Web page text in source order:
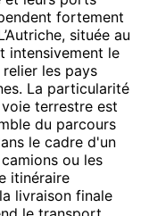
fortement
située au
intensivement le
les pays
La particularité
terrestre est
du parcours
le cadre d'un
ou les
itinéraire
livraison finale